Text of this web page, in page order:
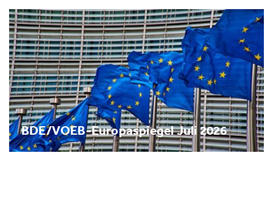
BDE/VOEB-Europaspiegel Juli 2026